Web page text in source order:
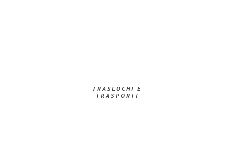
TRASLOCHI E
TRASPORTI​